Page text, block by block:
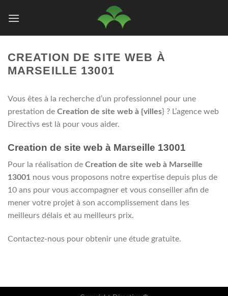
CREATION DE SITE WEB À
MARSEILLE 13001
Vous êtes à la recherche d’un professionnel pour une
prestation de Creation de site web à {villes} ? L’agence web
Directivs est là pour vous aider.
Creation de site web à Marseille 13001
Pour la réalisation de Creation de site web à Marseille
13001 nous vous proposons notre expertise depuis plus de
10 ans pour vous accompagner et vous conseiller afin de
mener votre projet à son accomplissement dans les
meilleurs délais et au meilleurs prix.
Contactez-nous pour obtenir une étude gratuite.